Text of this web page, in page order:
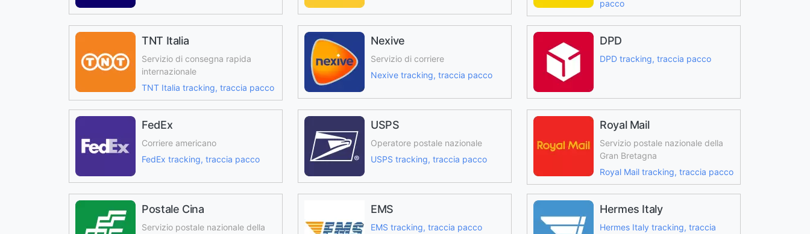
pacco
TNT Italia
Servizio di consegna rapida
internazionale
TNT Italia tracking, traccia pacco
Nexive
Servizio di corriere
Nexive tracking, traccia pacco
DPD
DPD tracking, traccia pacco
FedEx
Corriere americano
FedEx tracking, traccia pacco
USPS
Operatore postale nazionale
USPS tracking, traccia pacco
Royal Mail
Servizio postale nazionale della
Gran Bretagna
Royal Mail tracking, traccia pacco
Postale Cina
Servizio postale nazionale della
EMS
EMS tracking, traccia pacco
Hermes Italy
Hermes Italy tracking, traccia